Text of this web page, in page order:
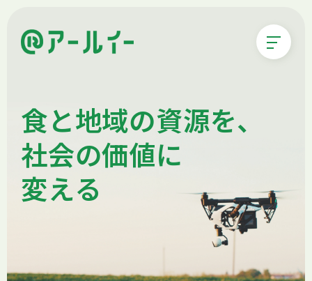
食と地域の資源を、
社会の価値に
変える